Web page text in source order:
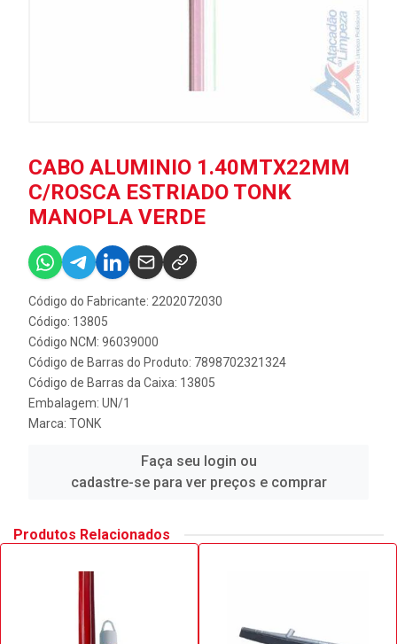
CABO ALUMINIO 1.40MTX22MM
C/ROSCA ESTRIADO TONK
MANOPLA VERDE
Código do Fabricante: 2202072030
Código: 13805
Código NCM: 96039000
Código de Barras do Produto: 7898702321324
Código de Barras da Caixa: 13805
Embalagem: UN/1
Marca: TONK
Faça seu login ou
cadastre-se para ver preços e comprar
Produtos Relacionados